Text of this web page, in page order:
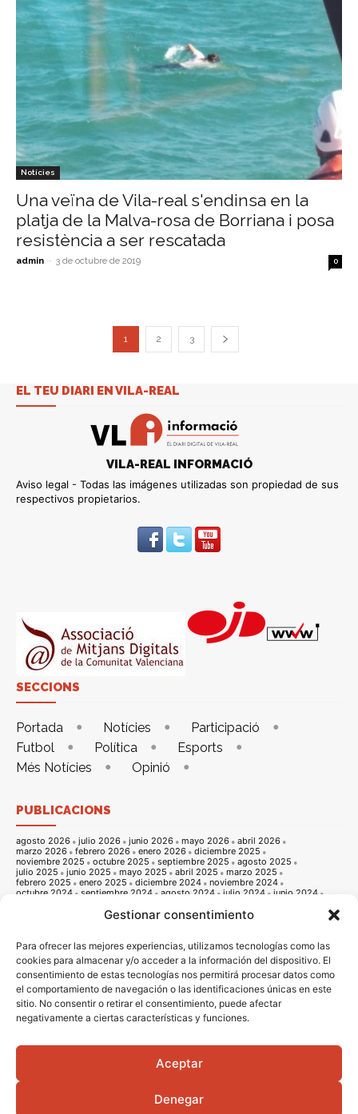
Gestionar consentimiento
Para ofrecer las mejores experiencias, utilizamos tecnologías como las
cookies para almacenar y/o acceder a la información del dispositivo. El
consentimiento de estas tecnologías nos permitirá procesar datos como
el comportamiento de navegación o las identificaciones únicas en este
sitio. No consentir o retirar el consentimiento, puede afectar
negativamente a ciertas características y funciones.
Aceptar
Denegar
Notícies
Una veïna de Vila-real s'endinsa en la
platja de la Malva-rosa de Borriana i posa
resistència a ser rescatada
admin - 3 de octubre de 2019 0
1 2 3
EL TEU DIARI EN VILA-REAL
VILA-REAL INFORMACIÓ
Aviso legal - Todas las imágenes utilizadas son propiedad de sus
respectivos propietarios.
SECCIONS
Portada Notícies
Participació
Futbol
Política
Esports
Més Notícies
Opinió
PUBLICACIONS
agosto 2026 julio 2026 junio 2026 mayo 2026
abril 2026
marzo 2026
febrero 2026 enero 2026
diciembre 2025
noviembre 2025
octubre 2025 septiembre 2025
agosto 2025
julio 2025
junio 2025 mayo 2025 abril 2025
marzo 2025
febrero 2025
enero 2025 diciembre 2024
noviembre 2024
octubre 2024
septiembre 2024 agosto 2024 julio 2024
junio 2024
noviembre 2023 octubre 2023
septiembre 2023
noviembre 2022
octubre 2022 septiembre 2022
agosto 2022
julio 2022
junio 2022 mayo 2022 abril 2022
marzo 2022
febrero 2022
enero 2022 diciembre 2021
noviembre 2021
octubre 2021
septiembre 2021 agosto 2021 julio 2021
junio 2021
mayo 2021
abril 2021 marzo 2021 febrero 2021
enero 2021
diciembre 2020
noviembre 2020
agosto 2020
julio 2020 junio 2020 mayo 2020
abril 2020
marzo 2020
febrero 2020 enero 2020 diciembre 2019
diciembre 2018
noviembre 2018 octubre 2018
septiembre 2018
junio 2018 mayo 2018
diciembre 2017
septiembre 2017
septiembre 2016
junio 2016